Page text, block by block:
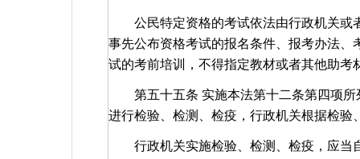
公民特定资格的考试依法由行政机关或
事先公布资格考试的报名条件、报考办法
试的考前培训，不得指定教材或者其他助考
第五十五条 实施本法第十二条第四项所
进行检验、检测、检疫，行政机关根据检
行政机关实施检验、检测、检疫，应当